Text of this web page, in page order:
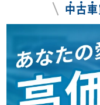
中古車